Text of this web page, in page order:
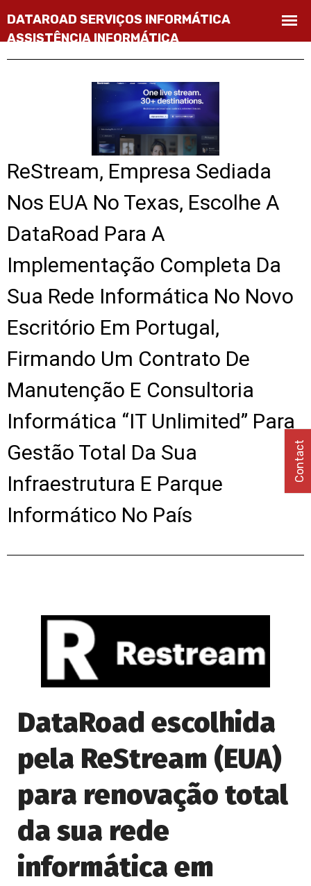
ReStream, Empresa Sediada
Nos EUA No Texas, Escolhe A
DataRoad Para A
Implementação Completa Da
Sua Rede Informática No Novo
Escritório Em Portugal,
Firmando Um Contrato De
Manutenção E Consultoria
Informática “IT Unlimited” Para
Gestão Total Da Sua
Infraestrutura E Parque
Informático No País
DataRoad escolhida
pela ReStream (EUA)
para renovação total
da sua rede
informática em
Contact